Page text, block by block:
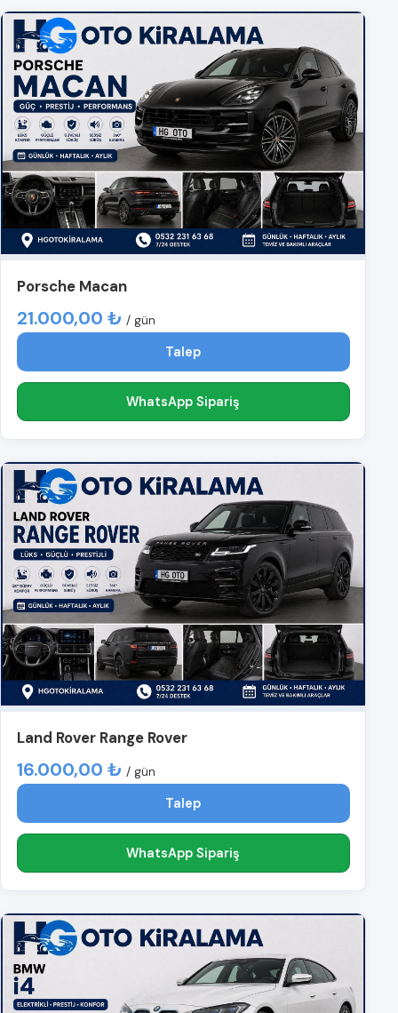
Porsche Macan
21.000,00 ₺ / gün
Talep
WhatsApp Sipariş
Land Rover Range Rover
16.000,00 ₺ / gün
Talep
WhatsApp Sipariş